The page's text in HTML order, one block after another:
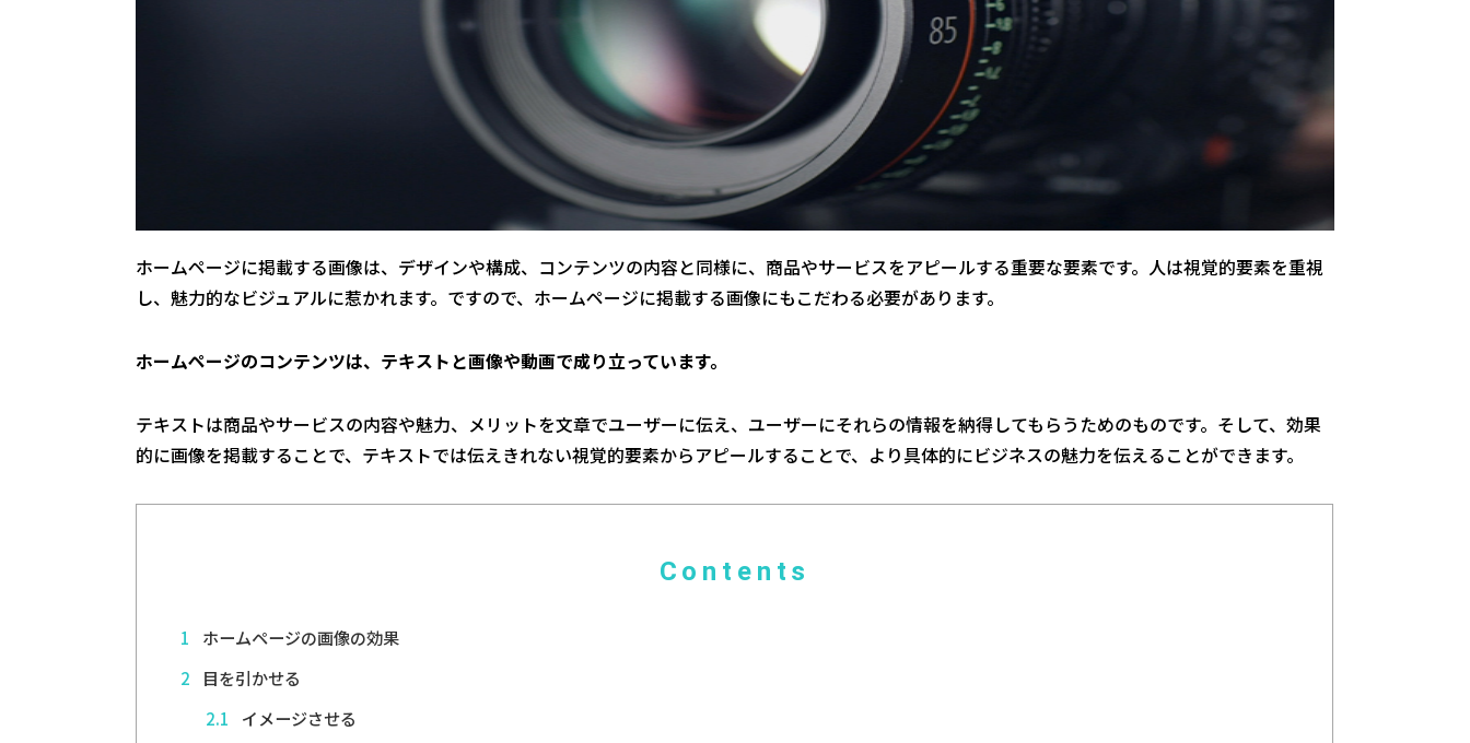
ホームページに掲載する画像は、デザインや構成、コンテンツの内容と同様に、商品やサービスをアピールする重要な要素です。人は視覚的要素を重視
し、魅力的なビジュアルに惹かれます。ですので、ホームページに掲載する画像にもこだわる必要があります。
ホームページのコンテンツは、テキストと画像や動画で成り立っています。
テキストは商品やサービスの内容や魅力、メリットを文章でユーザーに伝え、ユーザーにそれらの情報を納得してもらうためのものです。そして、効果
的に画像を掲載することで、テキストでは伝えきれない視覚的要素からアピールすることで、より具体的にビジネスの魅力を伝えることができます。
Contents
1
ホームページの画像の効果
2
目を引かせる
2.1
イメージさせる